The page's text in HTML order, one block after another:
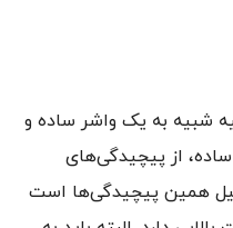
شبیه به یک واشر ساده و
از پیچیدگی‌های
همین پیچیدگی‌ها است